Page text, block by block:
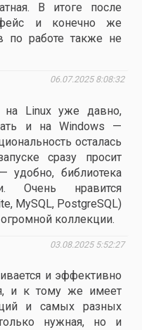
В итоге после
и конечно же
по работе также не
06.07.2025 8:08:32
на Linux уже давно,
и на Windows —
осталась
сразу просит
удобно, библиотека
Очень нравится
MySQL, PostgreSQL)
коллекции.
03.08.2025 5:52:27
и эффективно
и к тому же имеет
и самых разных
нужная, но и